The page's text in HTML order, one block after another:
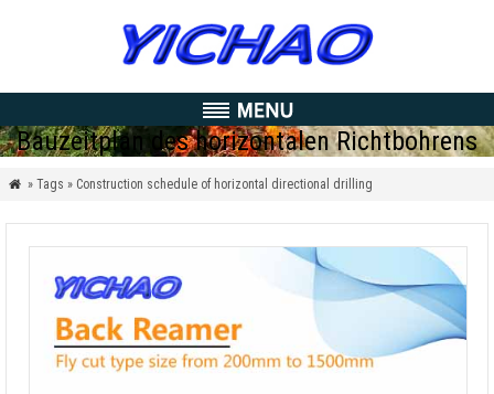
Bauzeitplan des horizontalen Richtbohrens
 » Tags » Construction schedule of horizontal directional drilling